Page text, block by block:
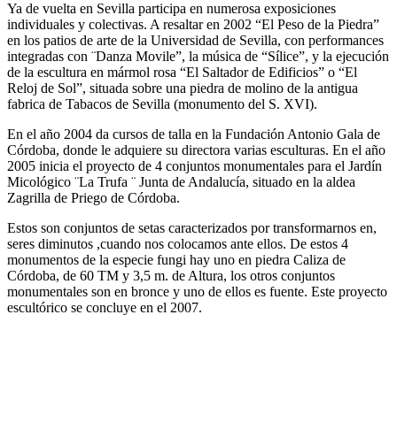
Ya de vuelta en Sevilla participa en numerosa exposiciones
individuales y colectivas. A resaltar en 2002 “El Peso de la Piedra”
en los patios de arte de la Universidad de Sevilla, con performances
integradas con ¨Danza Movile”, la música de “Sílice”, y la ejecución
de la escultura en mármol rosa “El Saltador de Edificios” o “El
Reloj de Sol”, situada sobre una piedra de molino de la antigua
fabrica de Tabacos de Sevilla (monumento del S. XVI).
En el año 2004 da cursos de talla en la Fundación Antonio Gala de
Córdoba, donde le adquiere su directora varias esculturas. En el año
2005 inicia el proyecto de 4 conjuntos monumentales para el Jardín
Micológico ¨La Trufa ¨ Junta de Andalucía, situado en la aldea
Zagrilla de Priego de Córdoba.
Estos son conjuntos de setas caracterizados por transformarnos en,
seres diminutos ,cuando nos colocamos ante ellos. De estos 4
monumentos de la especie fungi hay uno en piedra Caliza de
Córdoba, de 60 TM y 3,5 m. de Altura, los otros conjuntos
monumentales son en bronce y uno de ellos es fuente. Este proyecto
escultórico se concluye en el 2007.